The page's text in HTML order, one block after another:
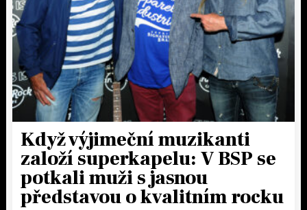
Když výjimeční muzikanti
založí superkapelu: V BSP se
potkali muži s jasnou
představou o kvalitním rocku